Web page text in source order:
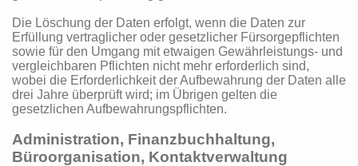
Die Löschung der Daten erfolgt, wenn die Daten zur
Erfüllung vertraglicher oder gesetzlicher Fürsorgepflichten
sowie für den Umgang mit etwaigen Gewährleistungs- und
vergleichbaren Pflichten nicht mehr erforderlich sind,
wobei die Erforderlichkeit der Aufbewahrung der Daten alle
drei Jahre überprüft wird; im Übrigen gelten die
gesetzlichen Aufbewahrungspflichten.
Administration, Finanzbuchhaltung,
Büroorganisation, Kontaktverwaltung